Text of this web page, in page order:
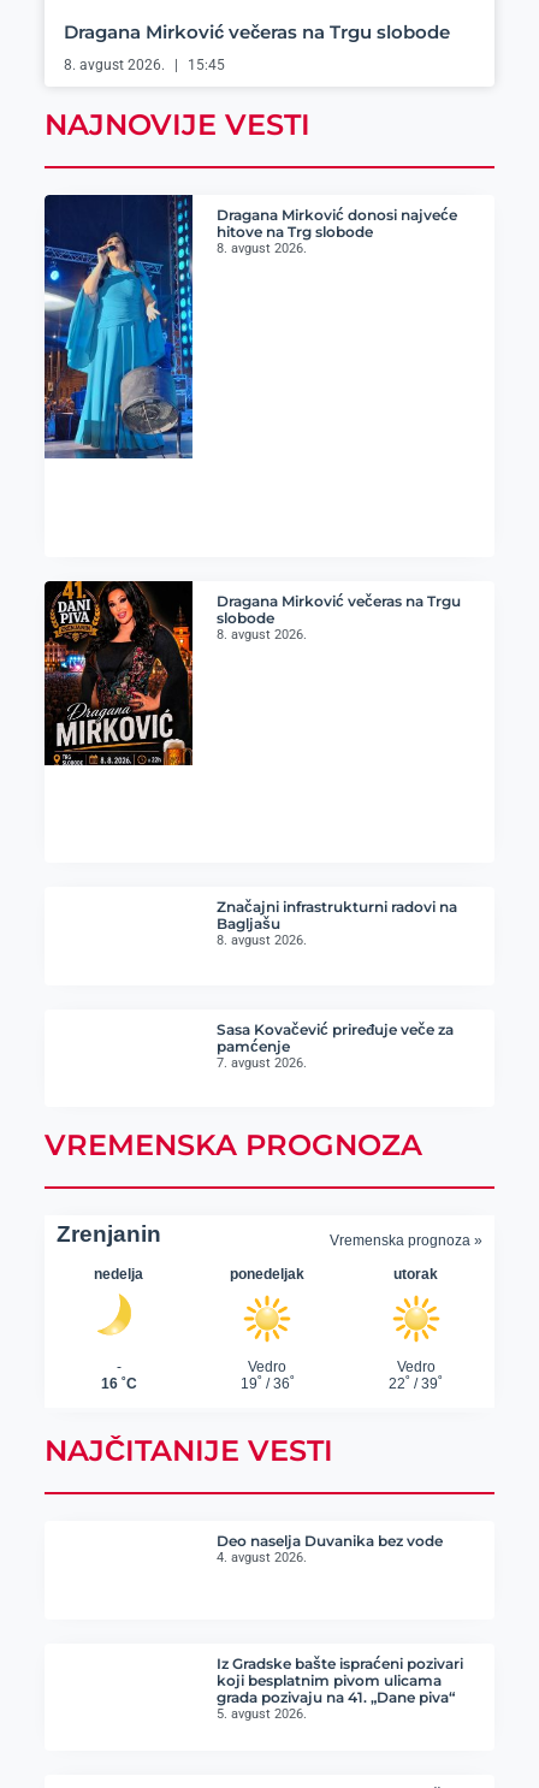
Dragana Mirković večeras na Trgu slobode
8. avgust 2026. 15:45
NAJNOVIJE VESTI
Dragana Mirković donosi najveće
hitove na Trg slobode
8. avgust 2026.
Dragana Mirković večeras na Trgu
slobode
8. avgust 2026.
Značajni infrastrukturni radovi na
Bagljašu
8. avgust 2026.
Sasa Kovačević priređuje veče za
pamćenje
7. avgust 2026.
VREMENSKA PROGNOZA
NAJČITANIJE VESTI
Deo naselja Duvanika bez vode
4. avgust 2026.
Iz Gradske bašte ispraćeni pozivari
koji besplatnim pivom ulicama
grada pozivaju na 41. „Dane piva“
5. avgust 2026.